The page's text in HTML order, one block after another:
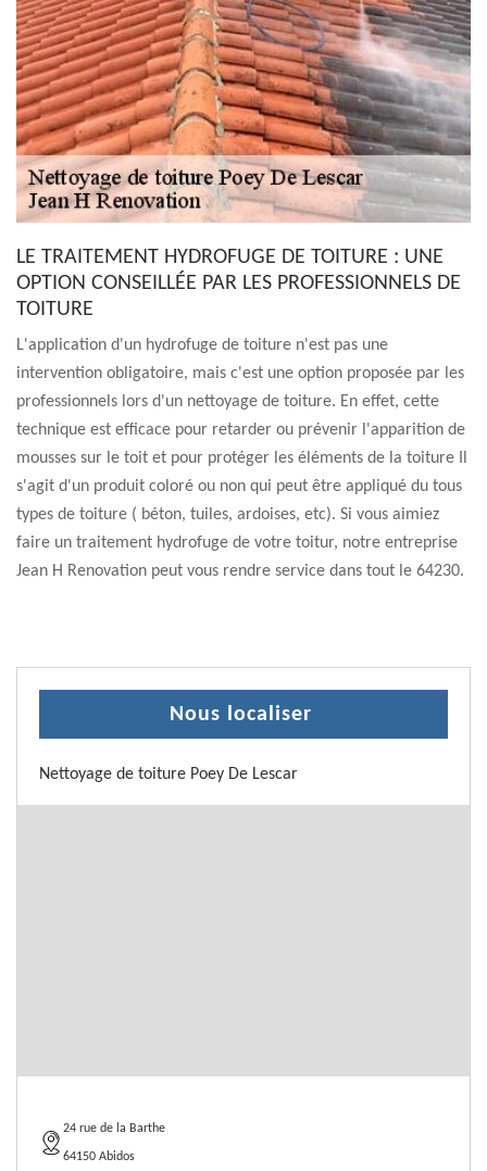
LE TRAITEMENT HYDROFUGE DE TOITURE : UNE
OPTION CONSEILLÉE PAR LES PROFESSIONNELS DE
TOITURE
L'application d'un hydrofuge de toiture n'est pas une
intervention obligatoire, mais c'est une option proposée par les
professionnels lors d'un nettoyage de toiture. En effet, cette
technique est efficace pour retarder ou prévenir l'apparition de
mousses sur le toit et pour protéger les éléments de la toiture Il
s'agit d'un produit coloré ou non qui peut être appliqué du tous
types de toiture ( béton, tuiles, ardoises, etc). Si vous aimiez
faire un traitement hydrofuge de votre toitur, notre entreprise
Jean H Renovation peut vous rendre service dans tout le 64230.
Nous localiser
Nettoyage de toiture Poey De Lescar
24 rue de la Barthe
64150 Abidos